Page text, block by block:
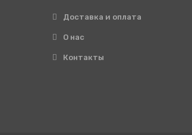
Доставка и оплата
О нас
Контакты